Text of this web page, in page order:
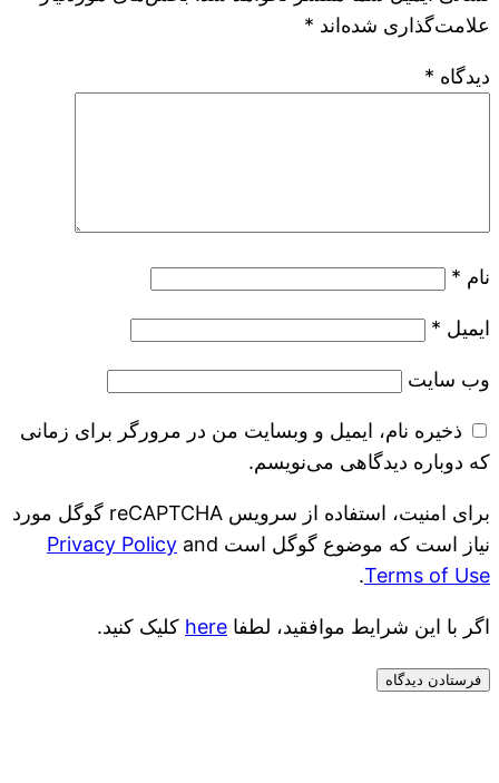
علامت‌گذاری شده‌اند *
دیدگاه *
نام *
ایمیل *
وب‌ سایت
ذخیره نام، ایمیل و وبسایت من در مرورگر برای زمانی
که دوباره دیدگاهی می‌نویسم.
برای امنیت، استفاده از سرویس reCAPTCHA گوگل مورد
نیاز است که موضوع گوگل است
Privacy Policy and
Terms of Use
.
اگر با این شرایط موافقید، لطفا here کلیک کنید.